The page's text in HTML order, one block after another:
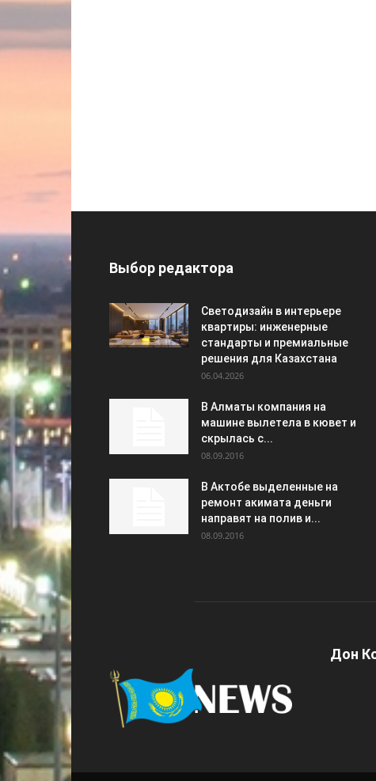
Выбор редактора
Светодизайн в интерьере
квартиры: инженерные
стандарты и премиальные
решения для Казахстана
06.04.2026
В Алматы компания на
машине вылетела в кювет и
скрылась с...
08.09.2016
В Актобе выделенные на
ремонт акимата деньги
направят на полив и...
08.09.2016
Дон